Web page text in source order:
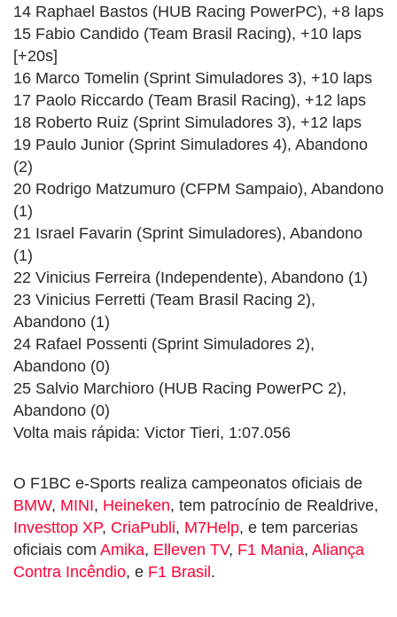
14 Raphael Bastos (HUB Racing PowerPC), +8 laps
15 Fabio Candido (Team Brasil Racing), +10 laps
[+20s]
16 Marco Tomelin (Sprint Simuladores 3), +10 laps
17 Paolo Riccardo (Team Brasil Racing), +12 laps
18 Roberto Ruiz (Sprint Simuladores 3), +12 laps
19 Paulo Junior (Sprint Simuladores 4), Abandono
(2)
20 Rodrigo Matzumuro (CFPM Sampaio), Abandono
(1)
21 Israel Favarin (Sprint Simuladores), Abandono
(1)
22 Vinicius Ferreira (Independente), Abandono (1)
23 Vinicius Ferretti (Team Brasil Racing 2),
Abandono (1)
24 Rafael Possenti (Sprint Simuladores 2),
Abandono (0)
25 Salvio Marchioro (HUB Racing PowerPC 2),
Abandono (0)
Volta mais rápida: Victor Tieri, 1:07.056
O F1BC e-Sports realiza campeonatos oficiais de
BMW, MINI, Heineken, tem patrocínio de Realdrive,
Investtop XP, CriaPubli, M7Help, e tem parcerias
oficiais com Amika, Elleven TV, F1 Mania, Aliança
Contra Incêndio, e F1 Brasil.